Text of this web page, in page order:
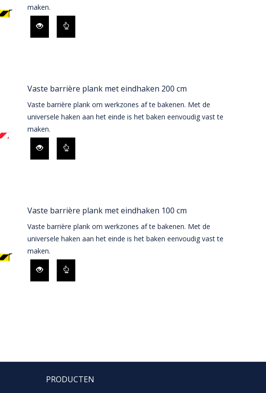
maken.
Vaste barrière plank met eindhaken 200 cm
Vaste barrière plank om werkzones af te bakenen. Met de
universele haken aan het einde is het baken eenvoudig vast te
maken.
Vaste barrière plank met eindhaken 100 cm
Vaste barrière plank om werkzones af te bakenen. Met de
universele haken aan het einde is het baken eenvoudig vast te
maken.
PRODUCTEN